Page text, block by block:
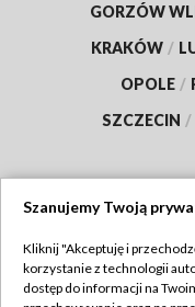
GORZÓW
KRAKÓW /
OPOLE /
SZCZECIN /
Szanujemy Twoją
Kliknij "Akceptuję i
korzystanie z technologii
dostęp do informacji na